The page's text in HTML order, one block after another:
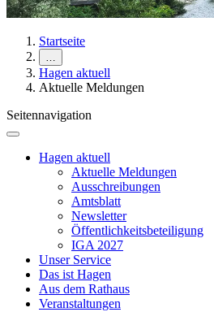
Startseite
…
Hagen aktuell
Aktuelle Meldungen
Seitennavigation
Hagen aktuell
Aktuelle Meldungen
Ausschreibungen
Amtsblatt
Newsletter
Öffentlichkeitsbeteiligung
IGA 2027
Unser Service
Das ist Hagen
Aus dem Rathaus
Veranstaltungen